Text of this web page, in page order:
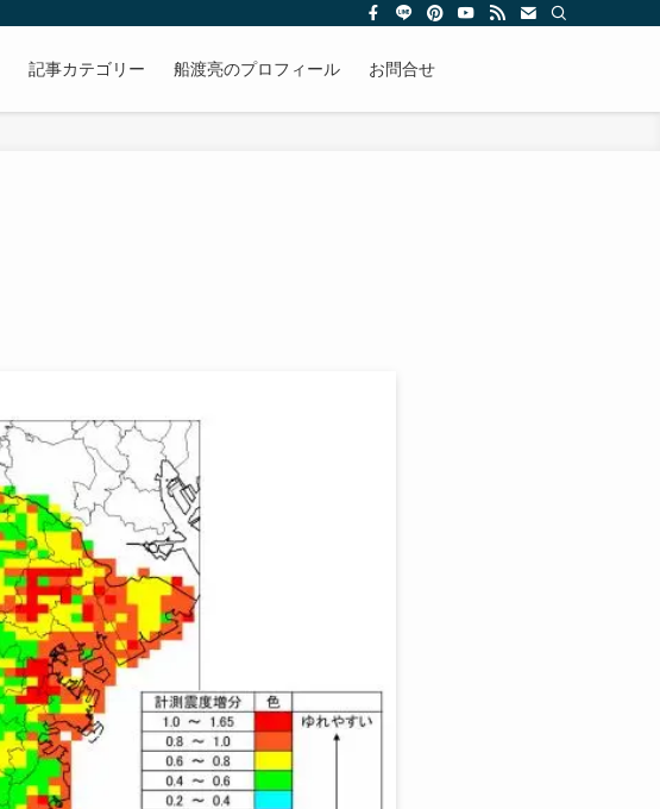
記事カテゴリー 船渡亮のプロフィール お問合せ